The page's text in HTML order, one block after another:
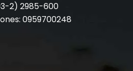
2) 2985-600
0959700248